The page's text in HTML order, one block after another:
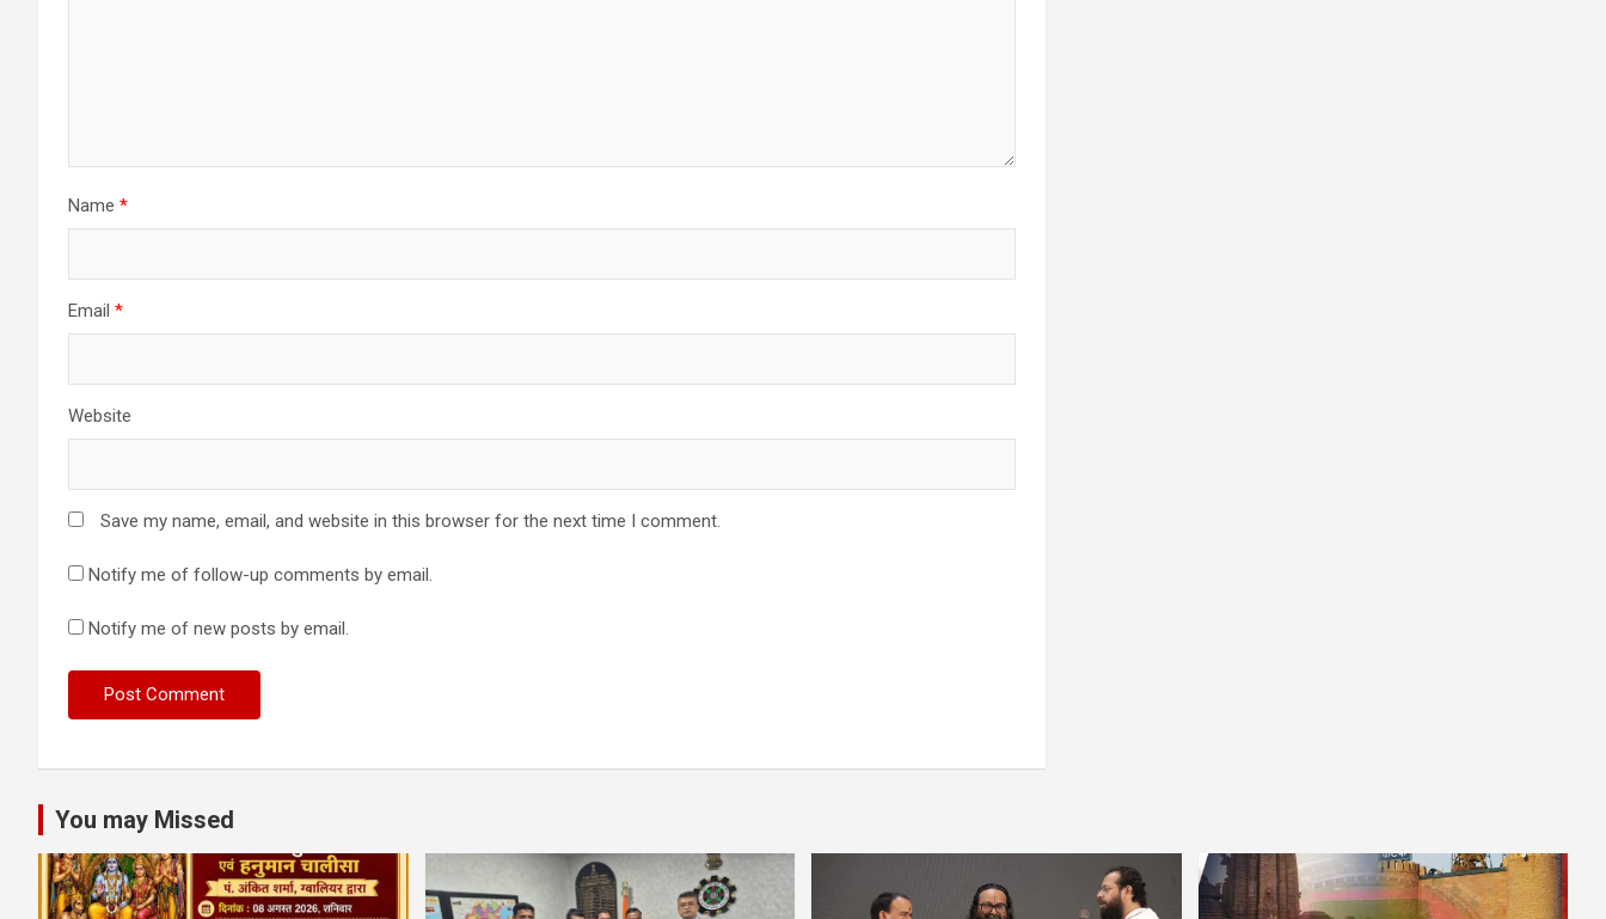
Name *
Email *
Website
Save my name, email, and website in this browser for the next time I comment.
Notify me of follow-up comments by email.
Notify me of new posts by email.
You may Missed